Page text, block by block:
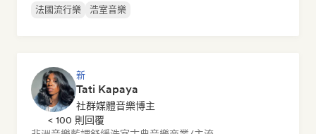
法國流行樂
浩室音樂
新
Tati Kapaya
社群媒體音樂博主
< 100 則回覆